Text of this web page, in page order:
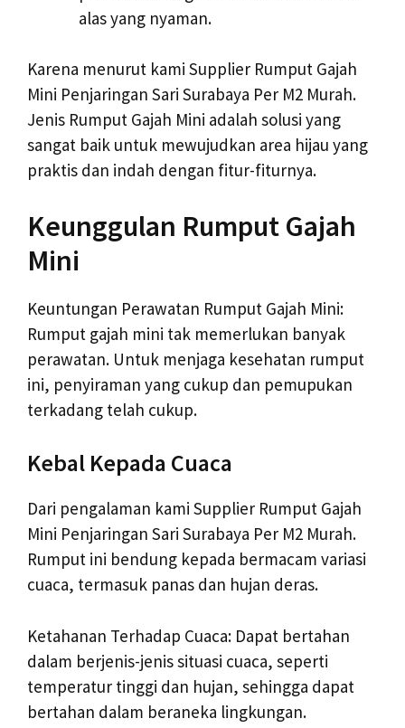
alas yang nyaman.
Karena menurut kami Supplier Rumput Gajah
Mini Penjaringan Sari Surabaya Per M2 Murah.
Jenis Rumput Gajah Mini adalah solusi yang
sangat baik untuk mewujudkan area hijau yang
praktis dan indah dengan fitur-fiturnya.
Keunggulan Rumput Gajah
Mini
Keuntungan Perawatan Rumput Gajah Mini:
Rumput gajah mini tak memerlukan banyak
perawatan. Untuk menjaga kesehatan rumput
ini, penyiraman yang cukup dan pemupukan
terkadang telah cukup.
Kebal Kepada Cuaca
Dari pengalaman kami Supplier Rumput Gajah
Mini Penjaringan Sari Surabaya Per M2 Murah.
Rumput ini bendung kepada bermacam variasi
cuaca, termasuk panas dan hujan deras.
Ketahanan Terhadap Cuaca: Dapat bertahan
dalam berjenis-jenis situasi cuaca, seperti
temperatur tinggi dan hujan, sehingga dapat
bertahan dalam beraneka lingkungan.